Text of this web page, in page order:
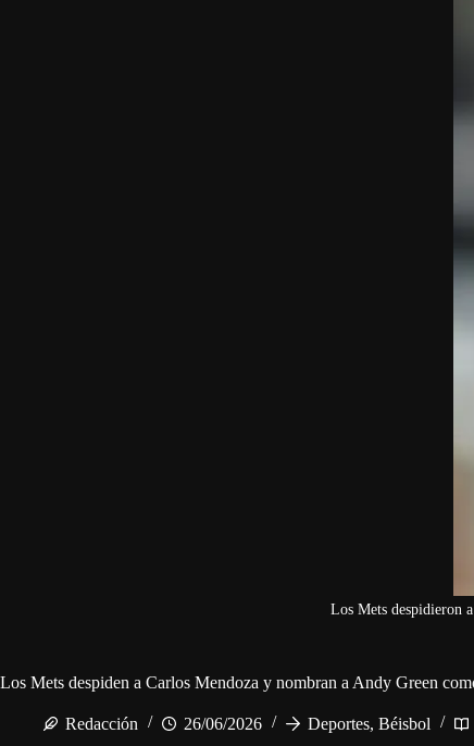
Los Mets despidieron
Los Mets despiden a Carlos Mendoza y nombran a Andy Green
Redacción 26/06/2026 Deportes, Béisbol